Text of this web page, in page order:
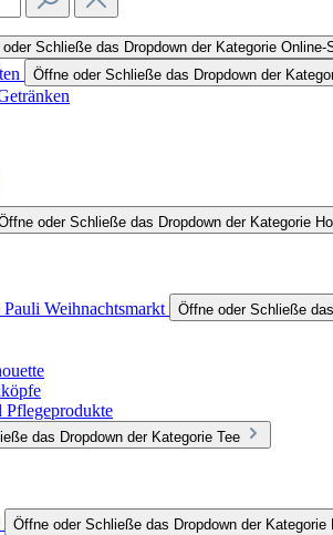
Schließe das Dropdown der Kategorie Online-
Öffne oder Schließe das Dropdown der
oder Schließe das Dropdown der Kategorie
Weihnachtsmarkt
Öffne oder Schließe
Pflegeprodukte
das Dropdown der Kategorie Tee
Öffne oder Schließe das Dropdown der Kategorie